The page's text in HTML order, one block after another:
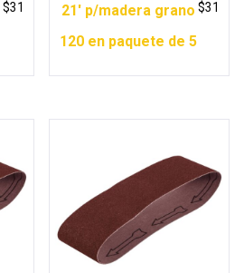
$31
21′ p/madera grano
120 en paquete de 5
$31